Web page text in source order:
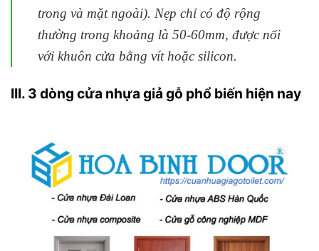
trong và mặt ngoài). Nẹp chỉ có độ rộng
thường trong khoảng là 50-60mm, được nối
với khuôn cửa bằng vít hoặc silicon.
III. 3 dòng cửa nhựa giả gỗ phổ biến hiện nay